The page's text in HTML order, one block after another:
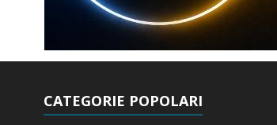
CATEGORIE POPOLARI